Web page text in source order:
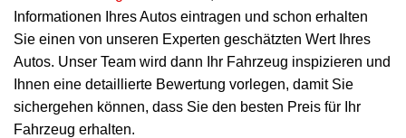
Informationen Ihres Autos eintragen und schon erhalten
Sie einen von unseren Experten geschätzten Wert Ihres
Autos. Unser Team wird dann Ihr Fahrzeug inspizieren und
Ihnen eine detaillierte Bewertung vorlegen, damit Sie
sichergehen können, dass Sie den besten Preis für Ihr
Fahrzeug erhalten.